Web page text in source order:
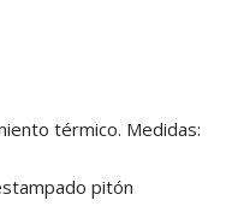
térmico. Medidas:
pitón